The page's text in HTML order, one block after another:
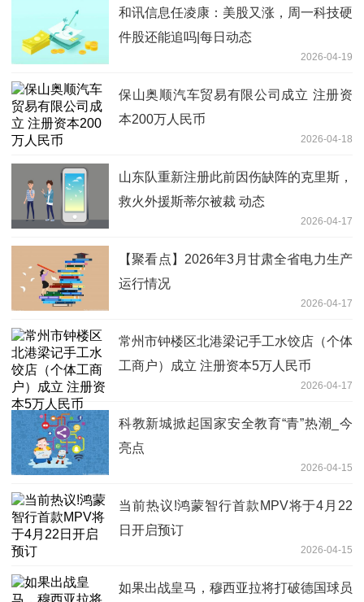
和讯信息任凌康：美股又涨，周一科技硬
件股还能追吗|每日动态
2026-04-19
保山奥顺汽车贸易有限公司成立 注册资
本200万人民币
2026-04-18
山东队重新注册此前因伤缺阵的克里斯，
救火外援斯蒂尔被裁 动态
2026-04-17
【聚看点】2026年3月甘肃全省电力生产
运行情况
2026-04-17
常州市钟楼区北港梁记手工水饺店（个体
工商户）成立 注册资本5万人民币
2026-04-17
科教新城掀起国家安全教育“青”热潮_今
亮点
2026-04-15
当前热议!鸿蒙智行首款MPV将于4月22
日开启预订
2026-04-15
如果出战皇马，穆西亚拉将打破德国球员